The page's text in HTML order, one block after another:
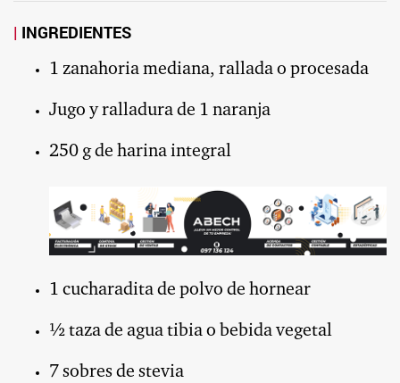
INGREDIENTES
1 zanahoria mediana, rallada o procesada
Jugo y ralladura de 1 naranja
250 g de harina integral
1 cucharadita de polvo de hornear
½ taza de agua tibia o bebida vegetal
7 sobres de stevia